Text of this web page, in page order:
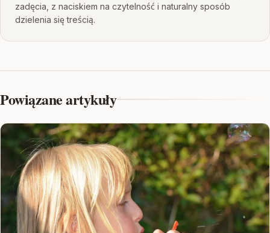
zadęcia, z naciskiem na czytelność i naturalny sposób
dzielenia się treścią.
Powiązane artykuły